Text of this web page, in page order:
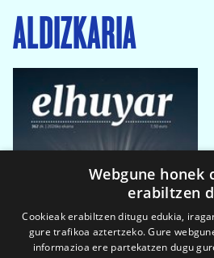
ALDIZKARIA
Webgune honek
erabiltzen
Cookieak erabiltzen ditugu edukia,
gure trafikoa aztertzeko. Gure
informazioa ere partekatzen dugu